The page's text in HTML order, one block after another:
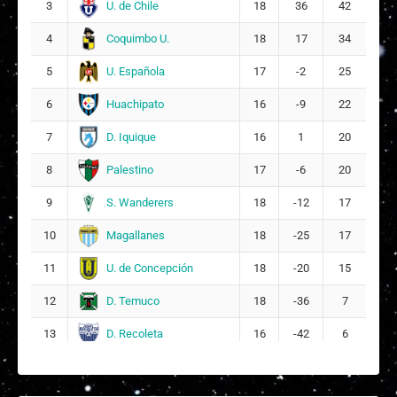
M Mya Ignacia Arancibia Cabrera
V Valentina Cathalina Pérez Emilqueo
20
7
3 U. de Chile 18 36 42
4 Coquimbo U. 18 17 34
5 U. Española 17 -2 25
6 Huachipato 16 -9 22
7 D. Iquique 16 1 20
8 Palestino 17 -6 20
9 S. Wanderers 18 -12 17
10 Magallanes 18 -25 17
11 U. de Concepción 18 -20 15
12 D. Temuco 18 -36 7
13 D. Recoleta 16 -42 6